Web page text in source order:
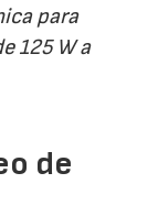
para
125 W a
de